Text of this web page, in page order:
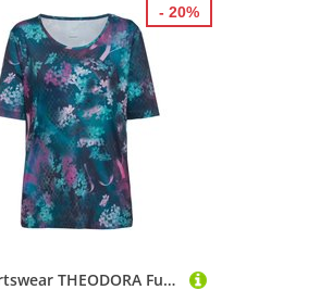
JOY sportswear THEODORA Funktionsshirt Damen
- 20%